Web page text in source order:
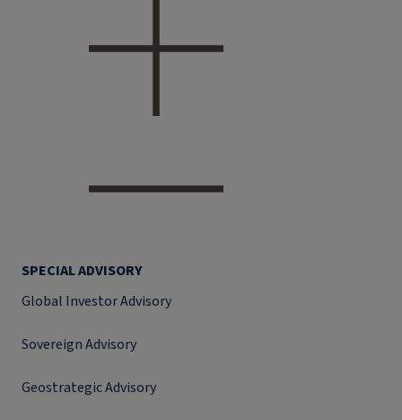
SPECIAL ADVISORY
Global Investor Advisory
Sovereign Advisory
Geostrategic Advisory